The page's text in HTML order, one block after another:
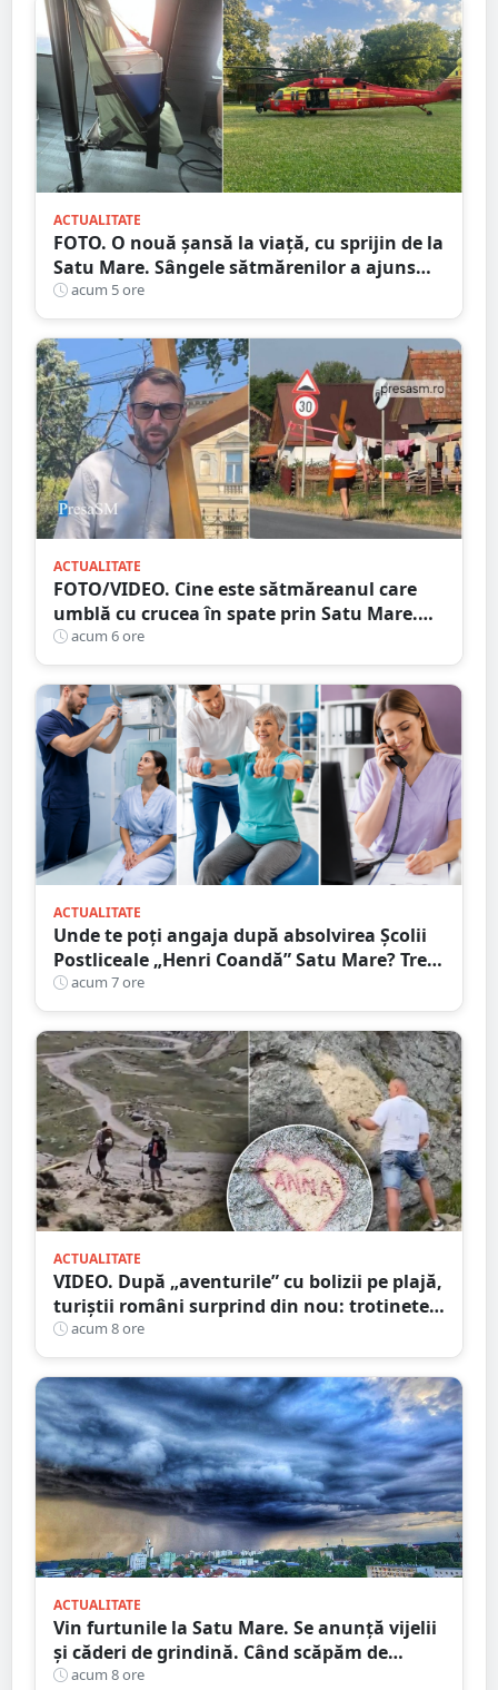
ACTUALITATE
FOTO. O nouă șansă la viață, cu sprijin de la
Satu Mare. Sângele sătmărenilor a ajuns
într-o misiune contra cronometru pentru
un transplant hepatic
acum 5 ore
ACTUALITATE
FOTO/VIDEO. Cine este sătmăreanul care
umblă cu crucea în spate prin Satu Mare.
De ce face acest gest
acum 6 ore
ACTUALITATE
Unde te poți angaja după absolvirea Școlii
Postliceale „Henri Coandă” Satu Mare? Trei
calificări medicale, numeroase oportunități
de carieră
acum 7 ore
ACTUALITATE
VIDEO. După „aventurile” cu bolizii pe plajă,
turiștii români surprind din nou: trotinete
pe Bucegi și declarații de dragoste pe stânci
acum 8 ore
ACTUALITATE
Vin furtunile la Satu Mare. Se anunță vijelii
și căderi de grindină. Când scăpăm de
caniculă
acum 8 ore